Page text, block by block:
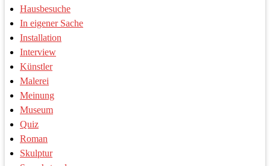
Hausbesuche
In eigener Sache
Installation
Interview
Künstler
Malerei
Meinung
Museum
Quiz
Roman
Skulptur